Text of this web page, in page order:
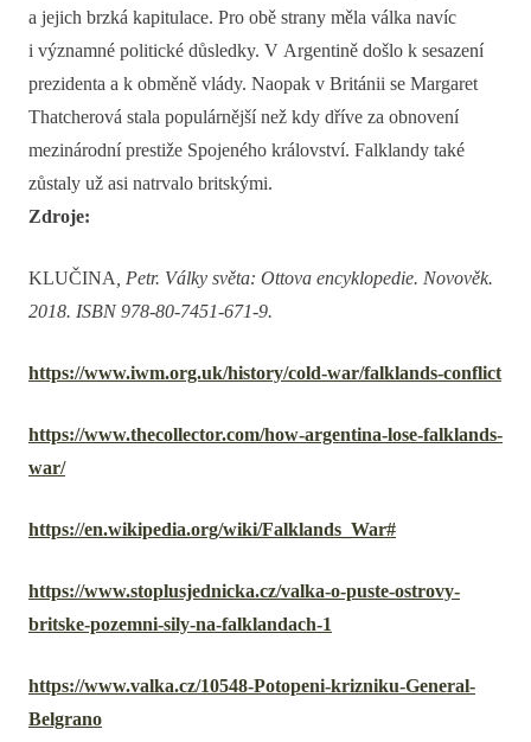
a jejich brzká kapitulace. Pro obě strany měla válka navíc
i významné politické důsledky. V Argentině došlo k sesazení
prezidenta a k obměně vlády. Naopak v Británii se Margaret
Thatcherová stala populárnější než kdy dříve za obnovení
mezinárodní prestiže Spojeného království. Falklandy také
zůstaly už asi natrvalo britskými.
Zdroje:
KLUČINA, Petr. Války světa: Ottova encyklopedie. Novověk.
2018. ISBN 978-80-7451-671-9.
https://www.iwm.org.uk/history/cold-war/falklands-conflict
https://www.thecollector.com/how-argentina-lose-falklands-
war/
https://en.wikipedia.org/wiki/Falklands_War#
https://www.stoplusjednicka.cz/valka-o-puste-ostrovy-
britske-pozemni-sily-na-falklandach-1
https://www.valka.cz/10548-Potopeni-krizniku-General-
Belgrano